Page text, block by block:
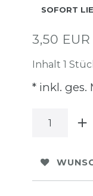
SOFORT
3,50
Inhalt 1
* inkl. ges.